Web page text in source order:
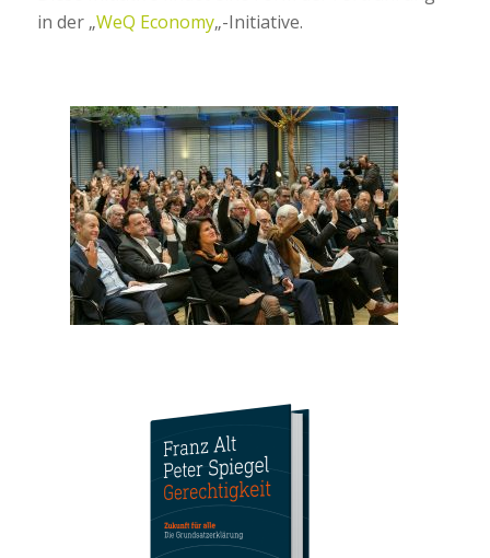
in der „WeQ Economy„-Initiative.